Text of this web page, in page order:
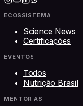
ECOSSISTEMA
Science News
Certificações
EVENTOS
Todos
Nutrição Brasil
MENTORIAS